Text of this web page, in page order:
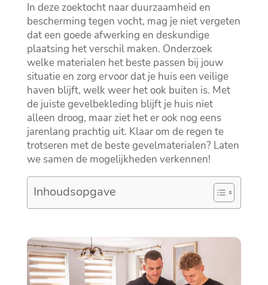
In deze zoektocht naar duurzaamheid en
bescherming tegen vocht, mag je niet vergeten
dat een goede afwerking en deskundige
plaatsing het verschil maken.​ Onderzoek
welke materialen het beste passen bij jouw
situatie en zorg ervoor dat je huis een veilige
haven blijft, welk weer het ook buiten is.​ Met
de juiste gevelbekleding blijft je huis niet
alleen droog, maar ziet het er ook nog eens
jarenlang prachtig uit.​ Klaar om de regen te
trotseren met de beste gevelmaterialen? Laten
we samen de mogelijkheden verkennen!
Inhoudsopgave